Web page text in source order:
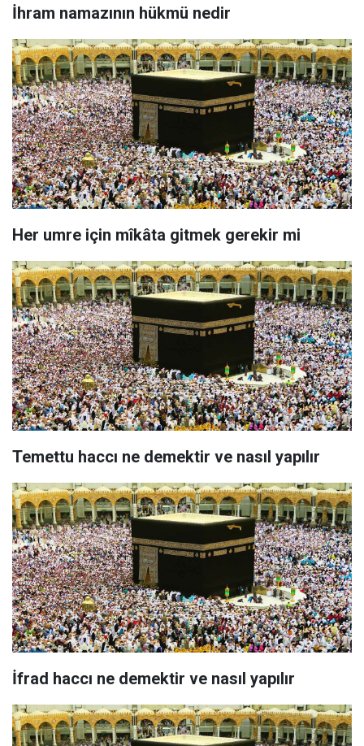
İhram namazının hükmü nedir
Her umre için mîkâta gitmek gerekir mi
Temettu haccı ne demektir ve nasıl yapılır
İfrad haccı ne demektir ve nasıl yapılır